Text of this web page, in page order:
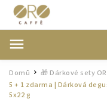
Domů / 🎁 Dárkové sety
5 + 1 zdarma | Dárková
5x22 g